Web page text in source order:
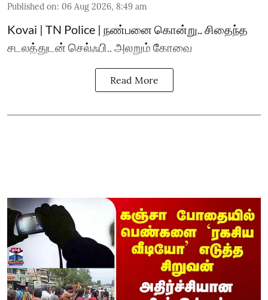
Published on: 06 Aug 2026, 8:49 am
Kovai | TN Police | நண்பனை கொன்று.. சிதைந்த
சடலத்துடன் செல்ஃபி.. அலறும் கோவை
Read More